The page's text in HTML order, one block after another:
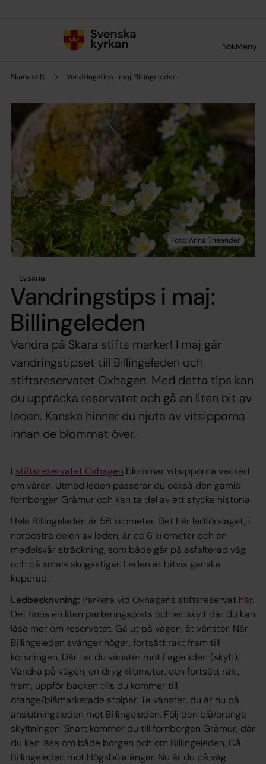
SökMeny
Skara stift Vandringstips i maj: Billingeleden
Lyssna
Vandringstips i maj:
Billingeleden
Vandra på Skara stifts marker! I maj går
vandringstipset till Billingeleden och
stiftsreservatet Oxhagen. Med detta tips kan
du upptäcka reservatet och gå en liten bit av
leden. Kanske hinner du njuta av vitsipporna
innan de blommat över.
I stiftsreservatet Oxhagen blommar vitsipporna vackert
om våren. Utmed leden passerar du också den gamla
fornborgen Gråmur och kan ta del av ett stycke historia.
Hela Billingeleden är 56 kilometer. Det här ledförslaget, i
nordöstra delen av leden, är ca 6 kilometer och en
medelsvår sträckning, som både går på asfalterad väg
och på smala skogsstigar. Leden är bitvis ganska
kuperad.
Ledbeskrivning: Parkera vid Oxhagens stiftsreservat här.
Det finns en liten parkeringsplats och en skylt där du kan
läsa mer om reservatet. Gå ut på vägen, åt vänster. När
Billingeleden svänger höger, fortsätt rakt fram till
korsningen. Där tar du vänster mot Fagerliden (skylt).
Vandra på vägen, en dryg kilometer, och fortsätt rakt
fram, uppför backen tills du kommer till
orange/blåmarkerade stolpar. Ta vänster, du är nu på
anslutningsleden mot Billingeleden. Följ den blå/orange
skyltningen. Snart kommer du till fornborgen Gråmur, där
du kan läsa om både borgen och om Billingeleden. Gå
Billingeleden mot Högsböla ängar. Nu är du på väg